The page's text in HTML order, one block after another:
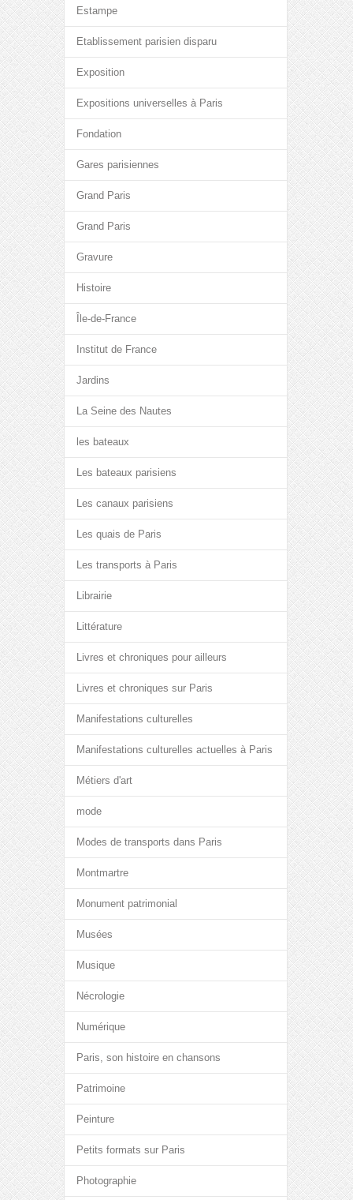
Estampe
Etablissement parisien disparu
Exposition
Expositions universelles à Paris
Fondation
Gares parisiennes
Grand Paris
Grand Paris
Gravure
Histoire
Île-de-France
Institut de France
Jardins
La Seine des Nautes
les bateaux
Les bateaux parisiens
Les canaux parisiens
Les quais de Paris
Les transports à Paris
Librairie
Littérature
Livres et chroniques pour ailleurs
Livres et chroniques sur Paris
Manifestations culturelles
Manifestations culturelles actuelles à Paris
Métiers d'art
mode
Modes de transports dans Paris
Montmartre
Monument patrimonial
Musées
Musique
Nécrologie
Numérique
Paris, son histoire en chansons
Patrimoine
Peinture
Petits formats sur Paris
Photographie